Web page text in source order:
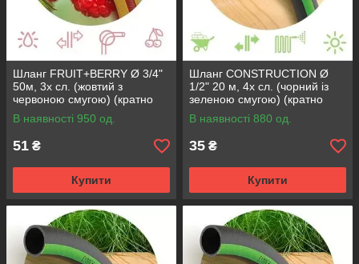
Шланг FRUIT+BERRY Ø 3/4"
50м, 3х сл. (жовтий з
червоною смугою) (кратно
50м) {50}
В наявності 950 од.
51 ₴
Купити
Шланг CONSTRUCTION Ø
1/2" 20 м, 4х сл. (чорний із
зеленою смугою) (кратно
20м) {20}
В наявності 880 од.
35 ₴
Купити